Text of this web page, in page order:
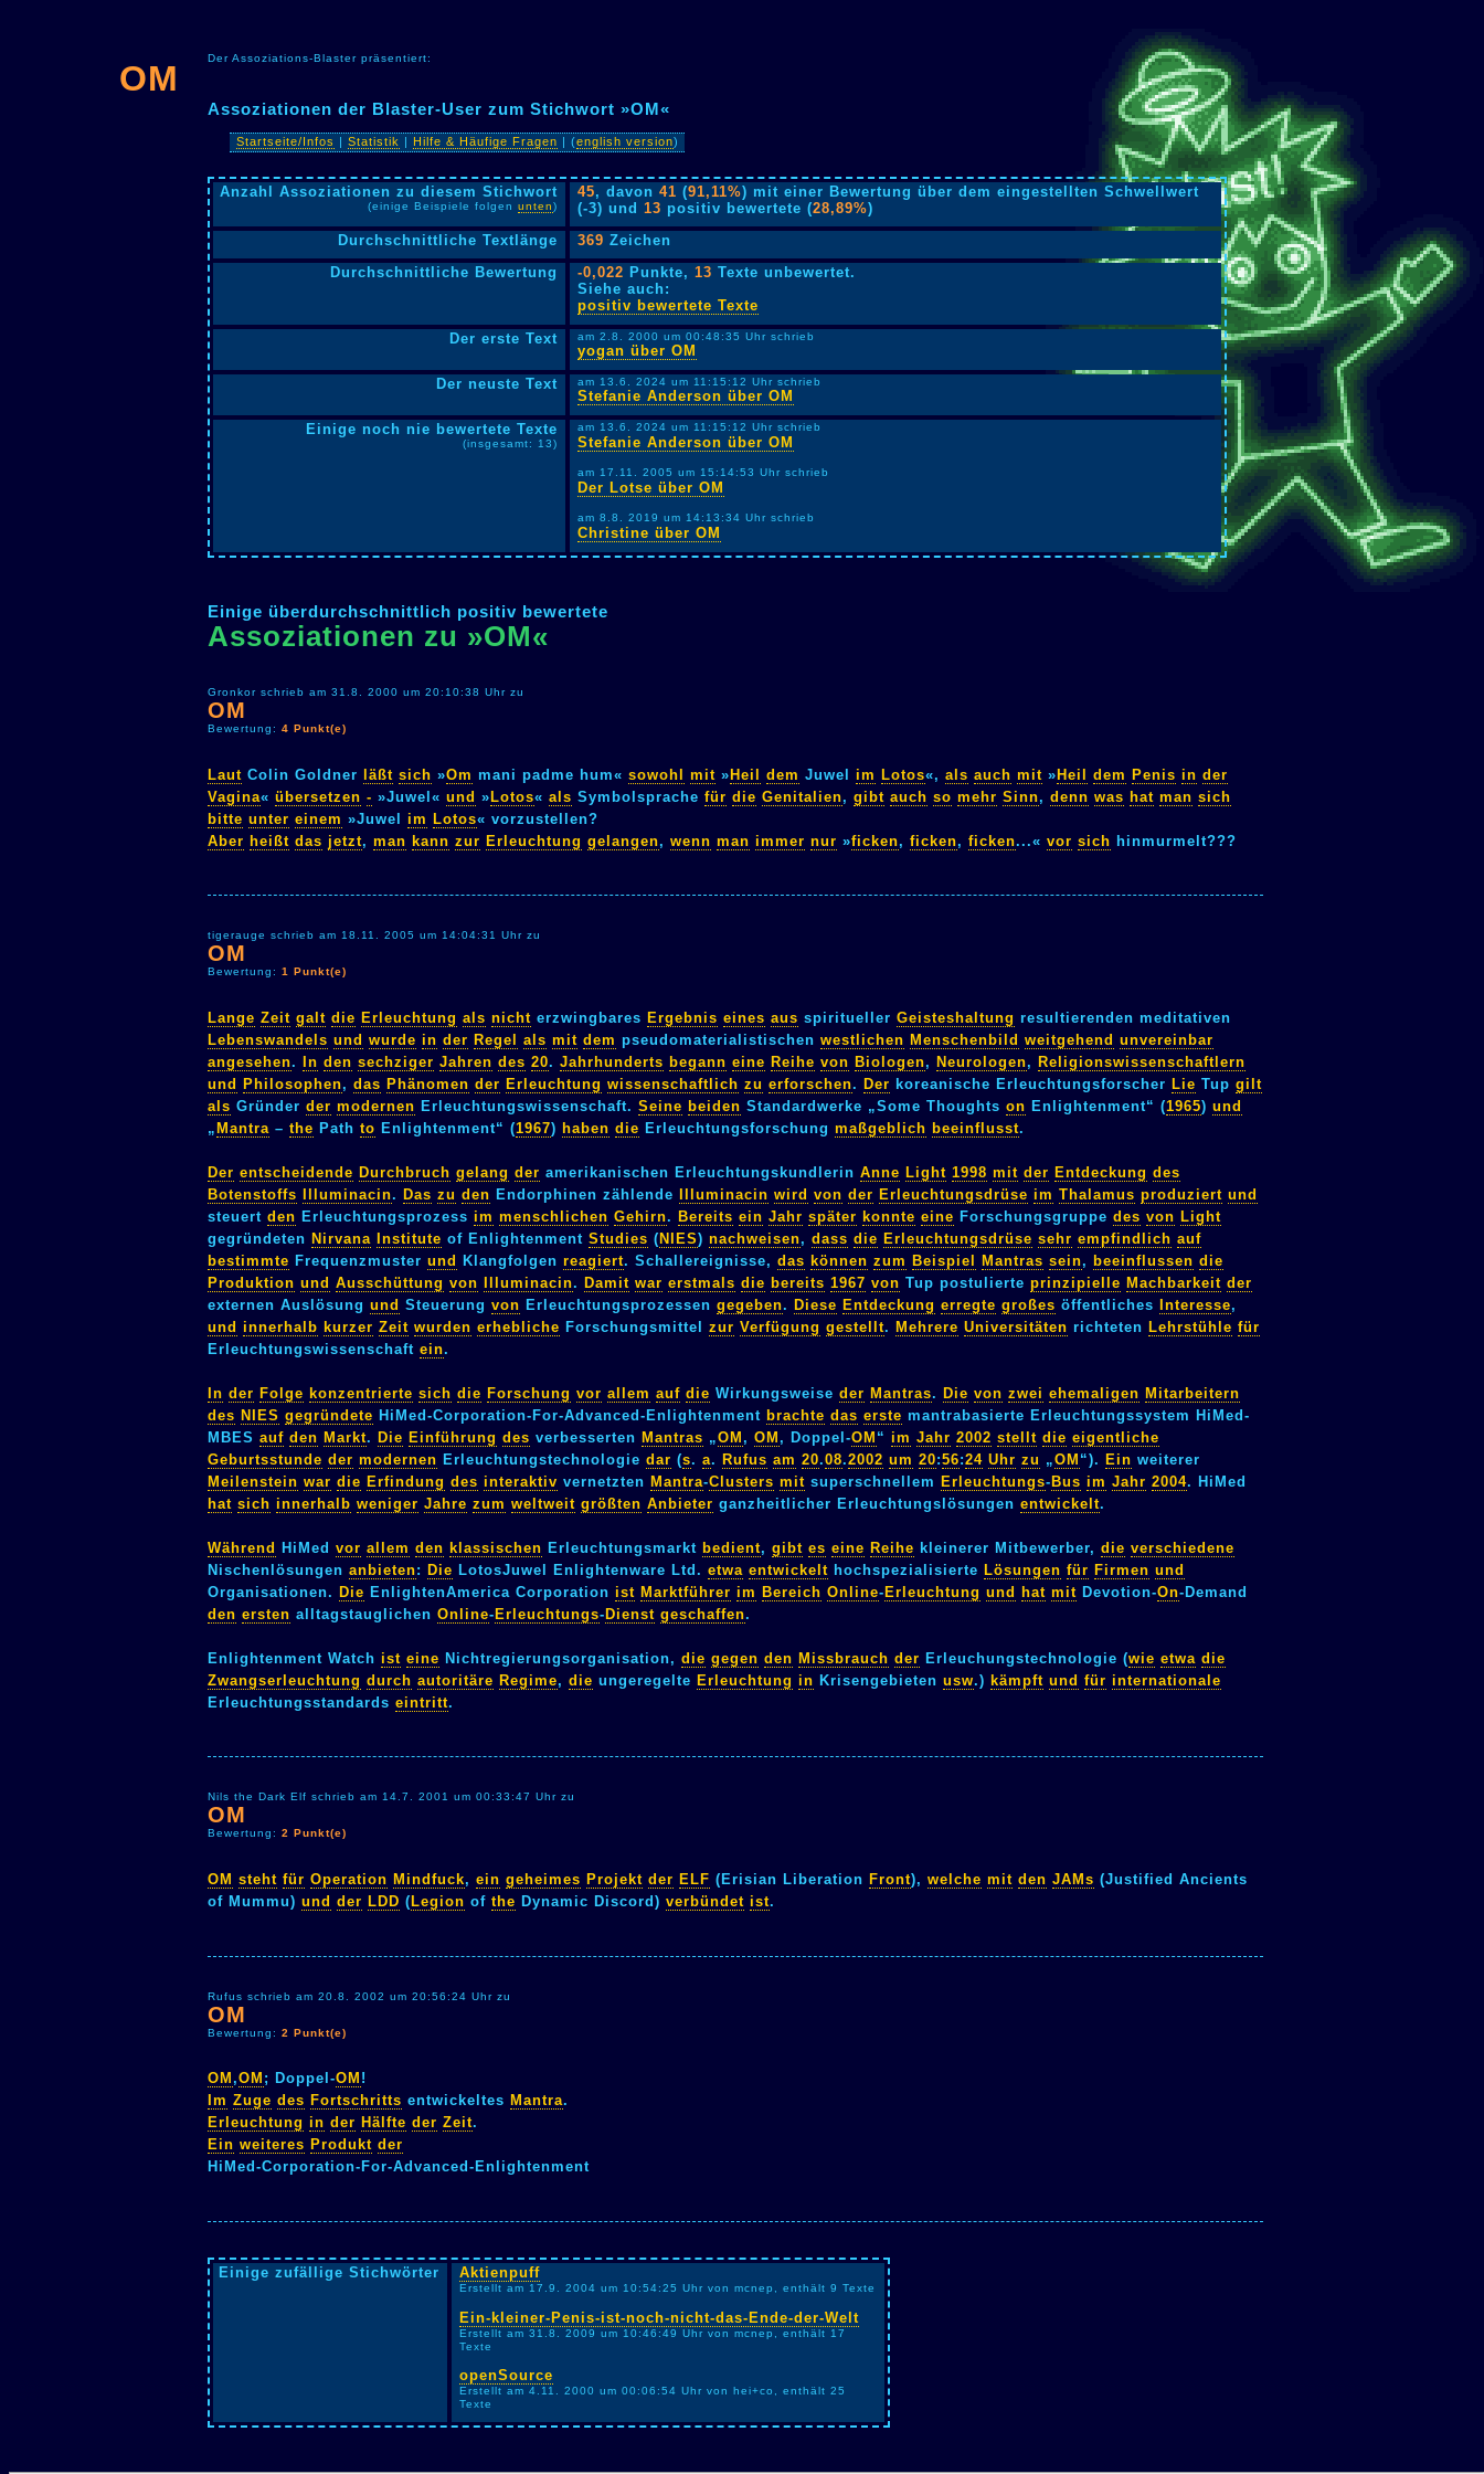
Der Assoziations-Blaster präsentiert:
OM
Assoziationen der Blaster-User zum Stichwort »OM«
Startseite/Infos Statistik Hilfe & Häufige Fragen | (english version)
Anzahl Assoziationen zu diesem Stichwort
(einige Beispiele folgen unten)
45, davon41 (91,11%) mit einer Bewertung über dem eingestellten Schwellwert
(-3) und13 positiv bewertete (28,89%)
Durchschnittliche Textlänge
369 Zeichen
Durchschnittliche Bewertung
-0,022 Punkte,13 Texte unbewertet.
Siehe auch:
positiv bewertete Texte
Der erste Text
am 2.8. 2000 um 00:48:35 Uhr schrieb
yogan über OM
Der neuste Text
am 13.6. 2024 um 11:15:12 Uhr schrieb
Stefanie Anderson über OM
Einige noch nie bewertete Texte
(insgesamt: 13)
am 13.6. 2024 um 11:15:12 Uhr schrieb
Stefanie Anderson über OM
am 17.11. 2005 um 15:14:53 Uhr schrieb
Der Lotse über OM
am 8.8. 2019 um 14:13:34 Uhr schrieb
Christine über OM
Einige überdurchschnittlich positiv bewertete
Assoziationen zu »OM«
Gronkor schrieb am 31.8. 2000 um 20:10:38 Uhr zu
OM
Bewertung: 4 Punkt(e)
Laut Colin Goldner läßt sich »Om mani padme hum« sowohl mit » Heil dem Juwel im Lotos«, als auch mit » Heil dem Penis in der
Vagina« übersetzen - »Juwel« und » Lotos« als Symbolsprache für die Genitalien, gibt auch so mehr Sinn, denn was hat man sich
bitte unter einem »Juwel im Lotos« vorzustellen?
Aber heißt das jetzt, man kann zur Erleuchtung gelangen, wenn man immer nur »ficken, ficken, ficken...« vor sich hinmurmelt???
tigerauge schrieb am 18.11. 2005 um 14:04:31 Uhr zu
OM
Bewertung: 1 Punkt(e)
Lange Zeit galt die Erleuchtung als nicht erzwingbares Ergebnis eines aus spiritueller Geisteshaltung resultierenden meditativen
Lebenswandels und wurde in der Regel als mit dem pseudomaterialistischen westlichen Menschenbild weitgehend unvereinbar
angesehen. In den sechziger Jahren des 20. Jahrhunderts begann eine Reihe von Biologen, Neurologen, Religionswissenschaftlern
und
Philosophen, das Phänomen der Erleuchtung wissenschaftlich zu erforschen. Der koreanische Erleuchtungsforscher Lie Tup gilt
als Gründer der modernen Erleuchtungswissenschaft. Seine beiden Standardwerke „Some Thoughts on Enlightenment“ (1965) und
„ Mantra – the Path to Enlightenment“ (1967) haben die Erleuchtungsforschung maßgeblich beeinflusst.
Der entscheidende Durchbruch gelang der amerikanischen Erleuchtungskundlerin Anne Light 1998 mit der Entdeckung des
Botenstoffs
Illuminacin. Das zu den Endorphinen zählende Illuminacin wird von der Erleuchtungsdrüse im Thalamus produziert und
steuert den Erleuchtungsprozess im menschlichen Gehirn. Bereits ein Jahr später konnte eine Forschungsgruppe des von Light
gegründeten Nirvana Institute of Enlightenment Studies ( NIES) nachweisen, dass die Erleuchtungsdrüse sehr empfindlich auf
bestimmte Frequenzmuster und Klangfolgen reagiert. Schallereignisse, das können zum Beispiel Mantras sein, beeinflussen die
Produktion und Ausschüttung von Illuminacin. Damit war erstmals die bereits 1967 von Tup postulierte prinzipielle Machbarkeit der
externen Auslösung und Steuerung von Erleuchtungsprozessen gegeben. Diese Entdeckung erregte großes öffentliches Interesse,
und innerhalb kurzer Zeit wurden erhebliche Forschungsmittel zur Verfügung gestellt. Mehrere Universitäten richteten Lehrstühle für
Erleuchtungswissenschaft ein.
In der Folge konzentrierte sich die Forschung vor allem auf die Wirkungsweise der Mantras. Die von zwei ehemaligen Mitarbeitern
des NIES gegründete HiMed-Corporation-For-Advanced-Enlightenment brachte das erste mantrabasierte Erleuchtungssystem HiMed-
MBES auf den Markt. Die Einführung des verbesserten Mantras „OM , OM , Doppel-OM “ im Jahr 2002 stellt die eigentliche
Geburtsstunde der modernen Erleuchtungstechnologie dar (s. a. Rufus am 20.08.2002 um 20:56:24 Uhr zu „OM “). Ein weiterer
Meilenstein war die Erfindung des interaktiv vernetzten Mantra-Clusters mit superschnellem Erleuchtungs- Bus im Jahr 2004. HiMed
hat sich innerhalb weniger Jahre zum weltweit größten Anbieter ganzheitlicher Erleuchtungslösungen entwickelt.
Während HiMed vor allem den klassischen Erleuchtungsmarkt bedient, gibt es eine Reihe kleinerer Mitbewerber, die verschiedene
Nischenlösungen anbieten: Die LotosJuwel Enlightenware Ltd. etwa entwickelt hochspezialisierte Lösungen für Firmen und
Organisationen. Die EnlightenAmerica Corporation ist Marktführer im Bereich Online- Erleuchtung und hat mit Devotion-On-Demand
den ersten alltagstauglichen Online- Erleuchtungs- Dienst geschaffen.
Enlightenment Watch ist eine Nichtregierungsorganisation, die gegen den Missbrauch der Erleuchungstechnologie (wie etwa die
Zwangserleuchtung durch autoritäre Regime, die ungeregelte Erleuchtung in Krisengebieten usw.) kämpft und für internationale
Erleuchtungsstandards eintritt.
Nils the Dark Elf schrieb am 14.7. 2001 um 00:33:47 Uhr zu
OM
Bewertung: 2 Punkt(e)
OM steht für Operation Mindfuck, ein geheimes Projekt der ELF (Erisian Liberation Front), welche mit den JAMs (Justified Ancients
of Mummu) und der LDD ( Legion of the Dynamic Discord) verbündet ist.
Rufus schrieb am 20.8. 2002 um 20:56:24 Uhr zu
OM
Bewertung: 2 Punkt(e)
OM ,OM ; Doppel-OM !
Im Zuge des Fortschritts entwickeltes Mantra.
Erleuchtung in der Hälfte der Zeit.
Ein weiteres Produkt der
HiMed-Corporation-For-Advanced-Enlightenment
Einige zufällige Stichwörter Aktienpuff
Erstellt am 17.9. 2004 um 10:54:25 Uhr von mcnep, enthält 9 Texte
Ein-kleiner-Penis-ist-noch-nicht-das-Ende-der-Welt
Erstellt am 31.8. 2009 um 10:46:49 Uhr von mcnep, enthält 17
Texte
openSource
Erstellt am 4.11. 2000 um 00:06:54 Uhr von hei+co, enthält 25
Texte